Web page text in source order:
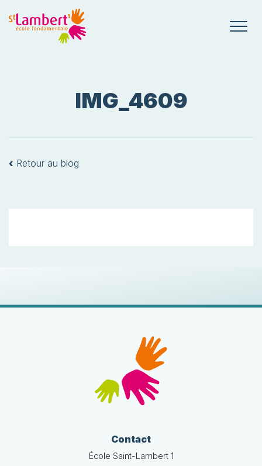
IMG_4609
‹ Retour au blog
Contact
École Saint-Lambert 1